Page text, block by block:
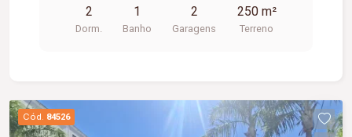
distribuídos e com boa iluminação natural;
Excelente opção para morar ou investir.
2
Dorm.
1
Banho
2
Garagens
250 m²
Terreno
Cód. 84526